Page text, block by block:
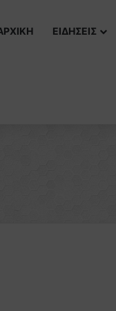
ΕΙΔΗΣΕΙΣ